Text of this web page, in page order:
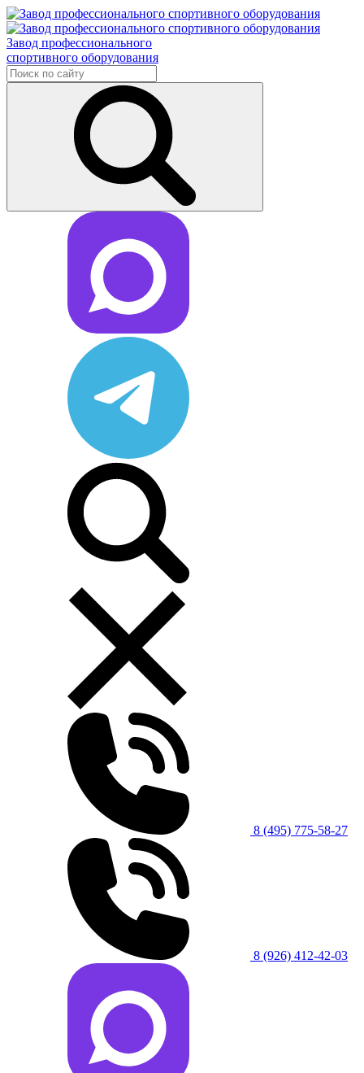
Завод профессионального
спортивного оборудования
8 (495) 775-58-27
8 (926) 412-42-03